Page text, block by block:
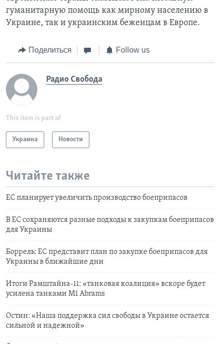
гуманитарную помощь как мирному населению в
Украине, так и украинским беженцам в Европе.
Поделиться Follow us
Радио Свобода
This item is part of
Украина Новости
Читайте также
ЕС планирует увеличить производство боеприпасов
В ЕС сохраняются разные подходы к закупкам боеприпасов
для Украины
Боррель: ЕС представит план по закупке боеприпасов для
Украины в ближайшие дни
Итоги Рамштайна-11: «танковая коалиция» вскоре будет
усилена танками M1 Abrams
Остин: «Наша поддержка сил свободы в Украине остается
сильной и надежной»